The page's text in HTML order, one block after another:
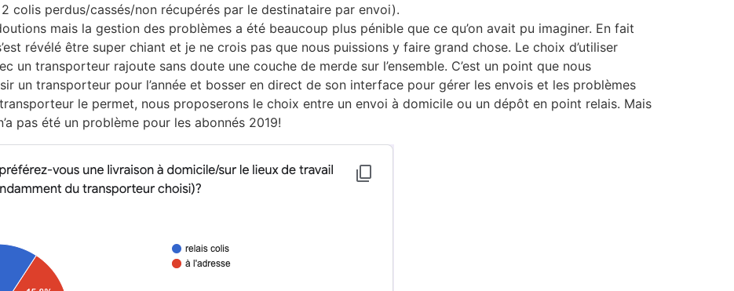
colis perdus/cassés/non récupérés par le destinataire par envoi).
mais la gestion des problèmes a été beaucoup plus pénible que ce qu’on avait pu imaginer. En fait
révélé être super chiant et je ne crois pas que nous puissions y faire grand chose. Le choix d’utiliser
un transporteur rajoute sans doute une couche de merde sur l’ensemble. C’est un point que nous
un transporteur pour l’année et bosser en direct de son interface pour gérer les envois et les problèmes
le permet, nous proposerons le choix entre un envoi à domicile ou un dépôt en point relais. Mais
pas été un problème pour les abonnés 2019!